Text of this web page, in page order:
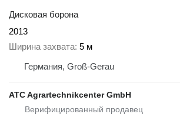
Дисковая борона
2013
Ширина захвата 5 м
Германия, Groß-Gerau
ATC Agrartechnikcenter GmbH